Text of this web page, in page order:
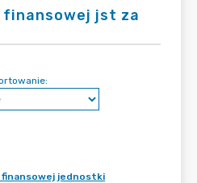
jst za
finansowej jednostki